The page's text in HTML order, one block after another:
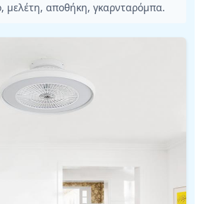
μελέτη, αποθήκη, γκαρνταρόμπα.